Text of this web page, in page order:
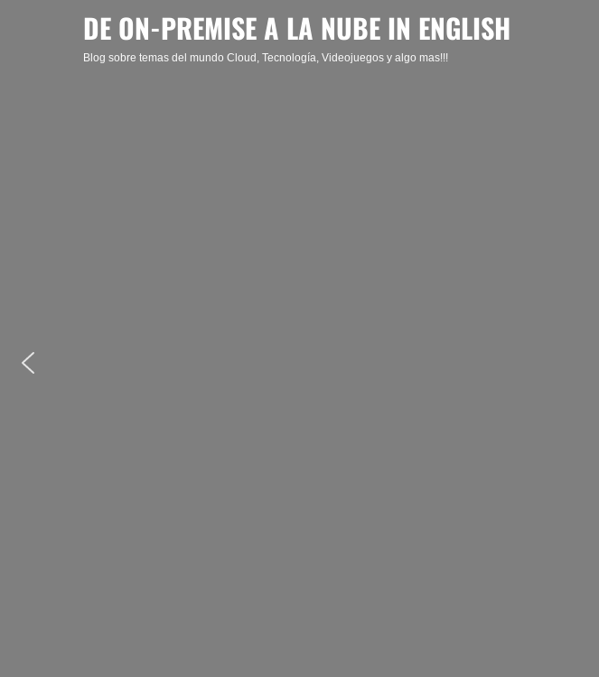
DE ON-PREMISE A LA NUBE IN ENGLISH
Blog sobre temas del mundo Cloud, Tecnología, Videojuegos y algo mas!!!